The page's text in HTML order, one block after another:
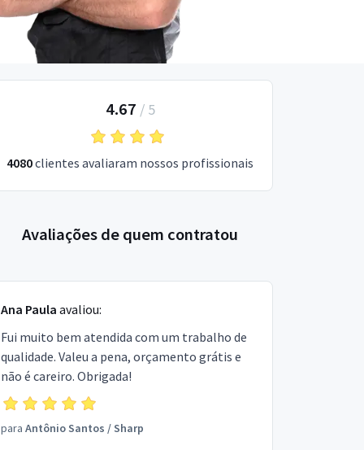
4.67 / 5
4080clientes avaliaram nossos profissionais
Avaliações de quem contratou
Ana Paula avaliou:
Fui muito bem atendida com um trabalho de
qualidade. Valeu a pena, orçamento grátis e
não é careiro. Obrigada!
para Antônio Santos /Sharp